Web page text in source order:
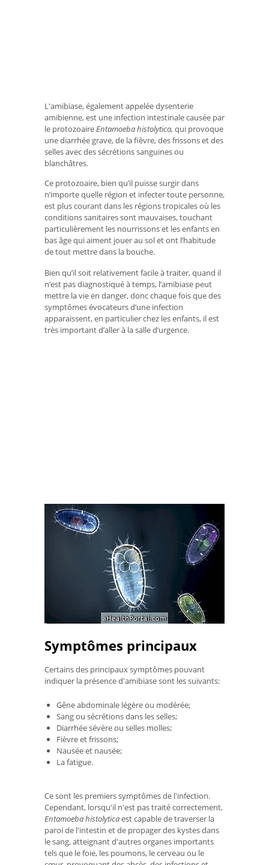
L'amibiase, également appelée dysenterie
amibienne, est une infection intestinale causée par
le protozoaireEntamoeba histolytica, qui provoque
une diarrhée grave, de la fièvre, des frissons et des
selles avec des sécrétions sanguines ou
blanchâtres.
Ce protozoaire, bien qu’il puisse surgir dans
n’importe quelle région et infecter toute personne,
est plus courant dans les régions tropicales où les
conditions sanitaires sont mauvaises, touchant
particulièrement les nourrissons et les enfants en
bas âge qui aiment jouer au sol et ont l’habitude
de tout mettre dans la bouche.
Bien qu’il soit relativement facile à traiter, quand il
n’est pas diagnostiqué à temps, l’amibiase peut
mettre la vie en danger, donc chaque fois que des
symptômes évocateurs d’une infection
apparaissent, en particulier chez les enfants, il est
très important d’aller à la salle d’urgence.
Symptômes principaux
Certains des principaux symptômes pouvant
indiquer la présence d'amibiase sont les suivants:
Gêne abdominale légère ou modérée;
Sang ou sécrétions dans les selles;
Diarrhée sévère ou selles molles;
Fièvre et frissons;
Nausée et nausée;
La fatigue.
Ce sont les premiers symptômes de l'infection.
Cependant, lorsqu'il n'est pas traité correctement,
Entamoeba histolyticaest capable de traverser la
paroi de l'intestin et de propager des kystes dans
le sang, atteignant d'autres organes importants
tels que le foie, les poumons, le cerveau ou le